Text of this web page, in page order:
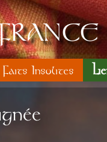
Insolites